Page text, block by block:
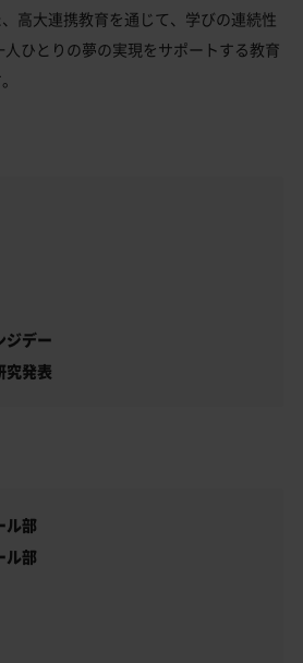
高大連携教育を通じて、学びの連続性
人ひとりの夢の実現をサポートする教育
ジデー
究発表
ル部
ル部